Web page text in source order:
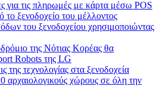
για τις πληρωμές με κάρτα μέσω POS
το ξενοδοχείο του μέλλοντος
του ξενοδοχείου χρησιμοποιώντας
της Νότιας Κορέας θα
Robots της LG
της τεχνολογίας στα ξενοδοχεία
αρχαιολογικούς χώρους σε όλη την